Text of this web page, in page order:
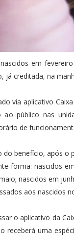
em
já creditada, na
via aplicativo
público nas
de
benefício, após o
forma: nascidos
nascidos em
aos nascidos
o aplicativo da
receberá uma